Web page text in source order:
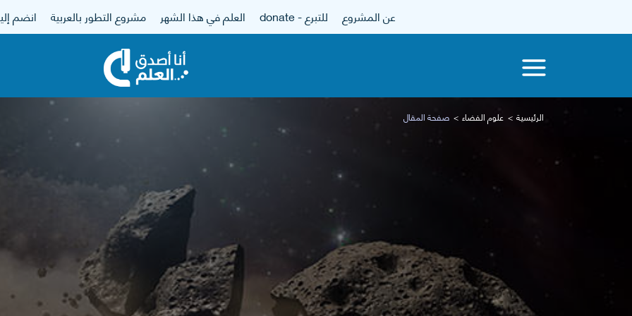
عن المشروع للتبرع - donate العلم في هذا الشهر مشروع التطور بالعربية انضم
الرئيسية علوم الفضاء صفحة المقال